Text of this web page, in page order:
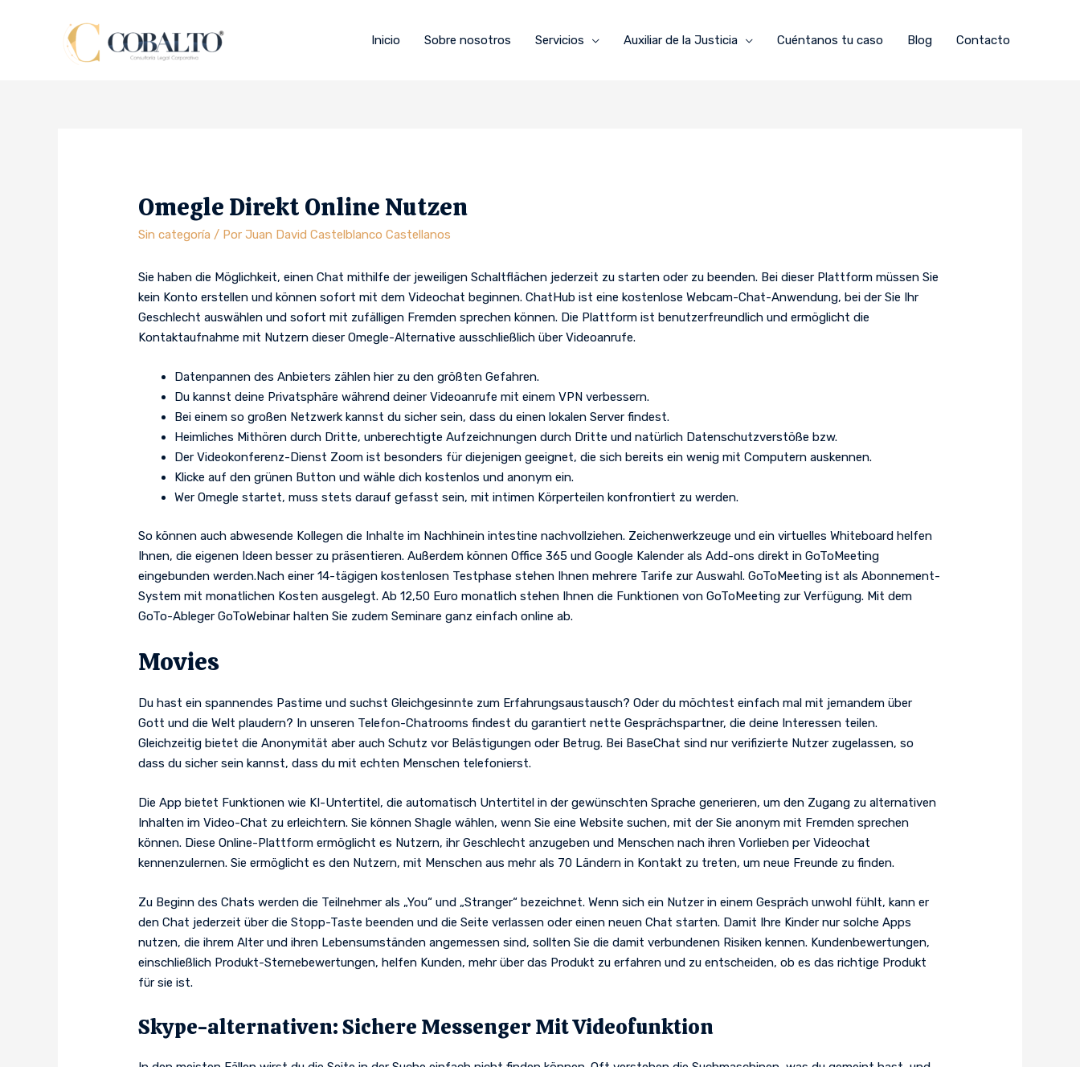
Inicio Sobre nosotros Servicios Auxiliar de la Justicia Cuéntanos tu caso Blog Contacto
Omegle Direkt Online Nutzen
Sin categoría / PorJuan David Castelblanco Castellanos
Sie haben die Möglichkeit, einen Chat mithilfe der jeweiligen Schaltflächen jederzeit zu starten oder zu beenden. Bei dieser Plattform müssen Sie
kein Konto erstellen und können sofort mit dem Videochat beginnen. ChatHub ist eine kostenlose Webcam-Chat-Anwendung, bei der Sie Ihr
Geschlecht auswählen und sofort mit zufälligen Fremden sprechen können. Die Plattform ist benutzerfreundlich und ermöglicht die
Kontaktaufnahme mit Nutzern dieser Omegle-Alternative ausschließlich über Videoanrufe.
Datenpannen des Anbieters zählen hier zu den größten Gefahren.
Du kannst deine Privatsphäre während deiner Videoanrufe mit einem VPN verbessern.
Bei einem so großen Netzwerk kannst du sicher sein, dass du einen lokalen Server findest.
Heimliches Mithören durch Dritte, unberechtigte Aufzeichnungen durch Dritte und natürlich Datenschutzverstöße bzw.
Der Videokonferenz-Dienst Zoom ist besonders für diejenigen geeignet, die sich bereits ein wenig mit Computern auskennen.
Klicke auf den grünen Button und wähle dich kostenlos und anonym ein.
Wer Omegle startet, muss stets darauf gefasst sein, mit intimen Körperteilen konfrontiert zu werden.
So können auch abwesende Kollegen die Inhalte im Nachhinein intestine nachvollziehen. Zeichenwerkzeuge und ein virtuelles Whiteboard helfen
Ihnen, die eigenen Ideen besser zu präsentieren. Außerdem können Office 365 und Google Kalender als Add-ons direkt in GoToMeeting
eingebunden werden.Nach einer 14-tägigen kostenlosen Testphase stehen Ihnen mehrere Tarife zur Auswahl. GoToMeeting ist als Abonnement-
System mit monatlichen Kosten ausgelegt. Ab 12,50 Euro monatlich stehen Ihnen die Funktionen von GoToMeeting zur Verfügung. Mit dem
GoTo-Ableger GoToWebinar halten Sie zudem Seminare ganz einfach online ab.
Movies
Du hast ein spannendes Pastime und suchst Gleichgesinnte zum Erfahrungsaustausch? Oder du möchtest einfach mal mit jemandem über
Gott und die Welt plaudern? In unseren Telefon-Chatrooms findest du garantiert nette Gesprächspartner, die deine Interessen teilen.
Gleichzeitig bietet die Anonymität aber auch Schutz vor Belästigungen oder Betrug. Bei BaseChat sind nur verifizierte Nutzer zugelassen, so
dass du sicher sein kannst, dass du mit echten Menschen telefonierst.
Die App bietet Funktionen wie KI-Untertitel, die automatisch Untertitel in der gewünschten Sprache generieren, um den Zugang zu alternativen
Inhalten im Video-Chat zu erleichtern. Sie können Shagle wählen, wenn Sie eine Website suchen, mit der Sie anonym mit Fremden sprechen
können. Diese Online-Plattform ermöglicht es Nutzern, ihr Geschlecht anzugeben und Menschen nach ihren Vorlieben per Videochat
kennenzulernen. Sie ermöglicht es den Nutzern, mit Menschen aus mehr als 70 Ländern in Kontakt zu treten, um neue Freunde zu finden.
Zu Beginn des Chats werden die Teilnehmer als „You“ und „Stranger“ bezeichnet. Wenn sich ein Nutzer in einem Gespräch unwohl fühlt, kann er
den Chat jederzeit über die Stopp-Taste beenden und die Seite verlassen oder einen neuen Chat starten. Damit Ihre Kinder nur solche Apps
nutzen, die ihrem Alter und ihren Lebensumständen angemessen sind, sollten Sie die damit verbundenen Risiken kennen. Kundenbewertungen,
einschließlich Produkt-Sternebewertungen, helfen Kunden, mehr über das Produkt zu erfahren und zu entscheiden, ob es das richtige Produkt
für sie ist.
Skype-alternativen: Sichere Messenger Mit Videofunktion